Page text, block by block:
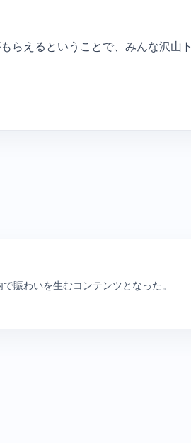
らえるということで、みんな沢山ト
賑わいを生むコンテンツとなった。